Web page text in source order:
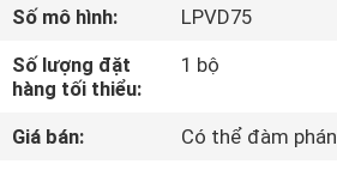
CHÚNG
TÔI
Số mô hình:
LPVD75
Số lượng đặt
hàng tối thiểu:
1 bộ
Giá bán:
Có thể đàm phán